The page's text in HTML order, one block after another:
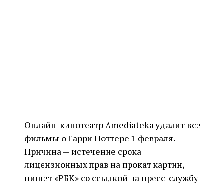
Онлайн-кинотеатр Amediateka удалит все
фильмы о Гарри Поттере 1 февраля.
Причина — истечение срока
лицензионных прав на прокат картин,
пишет «РБК» со ссылкой на пресс-службу